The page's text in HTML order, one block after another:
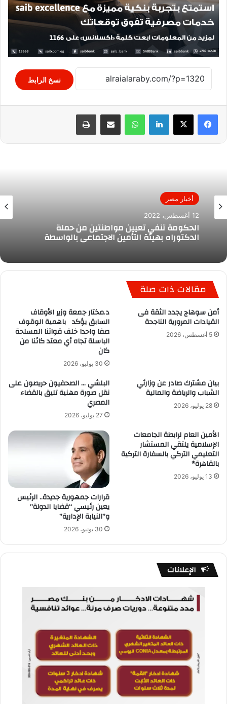
نسخ الرابط
لينكدإن واتساب مشاركة عبر البريد طباعة
أخبار مصر
12 أغسطس، 2022
الحكومة تنفي تعيين مواطنتين من حملة
الدكتوراه بهيئة التأمين الاجتماعي بالواسطة
مقالات ذات صلة
أمن سوهاج يجدد الثقة فى
القيادات المرورية الناجحة
5 أغسطس، 2026
د.مختار جمعة وزير الأوقاف
السابق يؤكد باهمية الوقوف
صفا واحدا خلف قواتنا المسلحة
الباسلة تجاه أي معتد كائنا من
كان
30 يوليو، 2026
بيان مشترك صادر عن وزارتَي
الشباب والرياضة والمالية
28 يوليو، 2026
البلشي … الصحفيون حريصون على
نقل صورة مهنية تليق بالقضاء
المصري
27 يوليو، 2026
الأمين العام لرابطة الجامعات
الإسلامية يلتقي المستشار
التعليمي التركي بالسفارة التركية
بالقاهرة*
13 يوليو، 2026
قرارات جمهورية جديدة.. الرئيس
يعين رئيسي “قضايا الدولة”
و”النيابة الإدارية”
30 يونيو، 2026
الإعلانات